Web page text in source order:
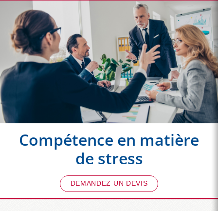
Compétence en matière
de stress
DEMANDEZ UN DEVIS